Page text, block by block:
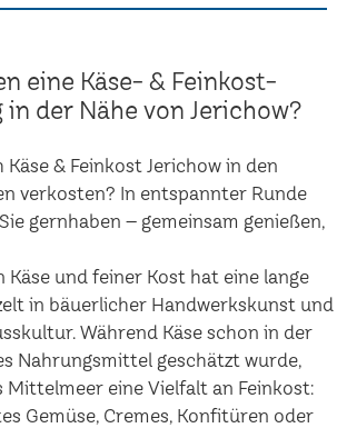
eine Käse- & Feinkost-
der Nähe von Jerichow?
& Feinkost Jerichow in den
verkosten? In entspannter Runde
gernhaben – gemeinsam genießen,
Käse und feiner Kost hat eine lange
in bäuerlicher Handwerkskunst und
Während Käse schon in der
Nahrungsmittel geschätzt wurde,
eine Vielfalt an Feinkost:
Gemüse, Cremes, Konfitüren oder